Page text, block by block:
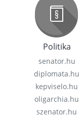
Politika
senator.hu
diplomata.hu
kepviselo.hu
oligarchia.hu
szenator.hu